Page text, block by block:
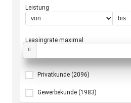
Leistung
Leasingrate maximal
0
Privatkunde (2096)
Gewerbekunde (1983)